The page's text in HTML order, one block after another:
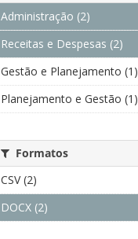
Administração (2)
Receitas e Despesas (2)
Gestão e Planejamento (1)
Planejamento e Gestão (1)
Formatos
CSV (2)
DOCX (2)